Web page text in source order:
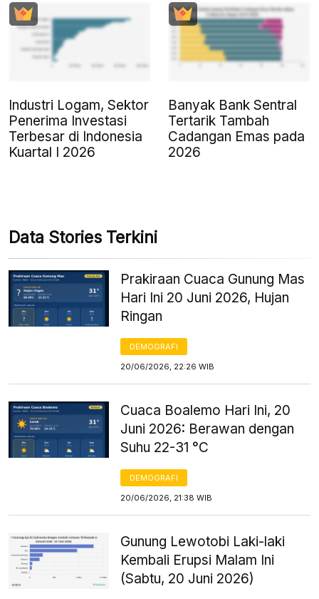
Industri Logam, Sektor
Penerima Investasi
Terbesar di Indonesia
Kuartal I 2026
Banyak Bank Sentral
Tertarik Tambah
Cadangan Emas pada
2026
Data Stories Terkini
Prakiraan Cuaca Gunung Mas
Hari Ini 20 Juni 2026, Hujan
Ringan
DEMOGRAFI
20/06/2026, 22:26 WIB
Cuaca Boalemo Hari Ini, 20
Juni 2026: Berawan dengan
Suhu 22-31 °C
DEMOGRAFI
20/06/2026, 21:38 WIB
Gunung Lewotobi Laki-laki
Kembali Erupsi Malam Ini
(Sabtu, 20 Juni 2026)